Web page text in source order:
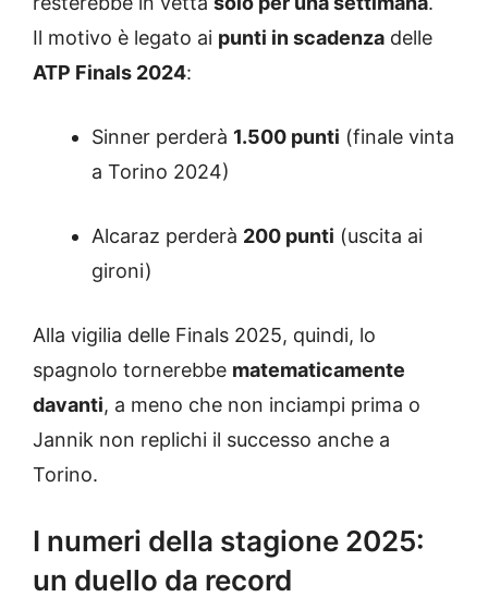
Il motivo è legato ai punti in scadenza delle
ATP Finals 2024:
Sinner perderà 1.500 punti (finale vinta
a Torino 2024)
Alcaraz perderà 200 punti (uscita ai
gironi)
Alla vigilia delle Finals 2025, quindi, lo
spagnolo tornerebbe matematicamente
davanti, a meno che non inciampi prima o
Jannik non replichi il successo anche a
Torino.
I numeri della stagione 2025:
un duello da record